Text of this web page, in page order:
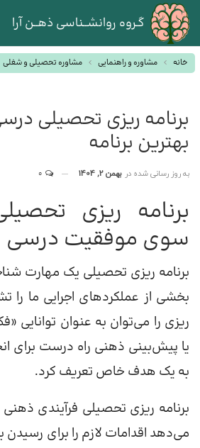
گـروه روانشــناسی ذهــن آرا
خانه مشاوره و راهنمایی مشاوره تحصیلی و شغلی
برنامه ریزی تحصیلی
بهترین برنامه
به روز رسانی شده در بهمن 2, 1404
برنامه ریزی
سوی موفقیت درسی
برنامه ریزی تحصیلی یک مهارت
بخشی از عملکردهای اجرایی ما را
ریزی را می‌توان به عنوان توانایی
یا پیش‌بینی ذهنی راه درست برای
به یک هدف خاص تعریف کرد.
برنامه ریزی تحصیلی فرآیندی
می‌دهد اقدامات لازم را برای